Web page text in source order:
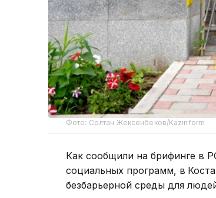
Фото: Солтан Жексенбеков/Kazinform
Как сообщили на брифинге в
социальных программ, в
безбарьерной среды для